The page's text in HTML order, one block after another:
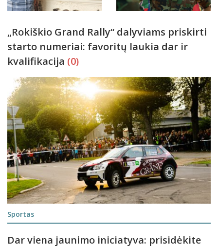
„Rokiškio Grand Rally“ dalyviams priskirti
starto numeriai: favoritų laukia dar ir
kvalifikacija (0)
Sportas
Dar viena jaunimo iniciatyva: prisidėkite